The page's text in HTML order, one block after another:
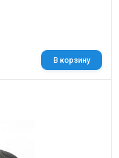
В корзину